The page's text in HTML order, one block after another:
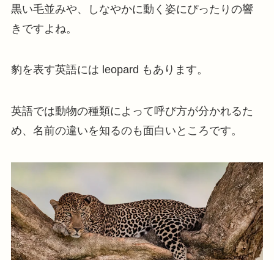
黒い毛並みや、しなやかに動く姿にぴったりの響
きですよね。
豹を表す英語には leopard もあります。
英語では動物の種類によって呼び方が分かれるた
め、名前の違いを知るのも面白いところです。